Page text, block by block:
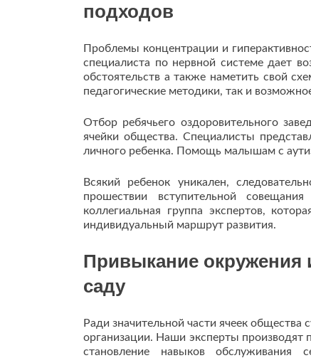
подходов
Проблемы концентрации и
специалиста по нервной системе дает
обстоятельств а также наметить свой
педагогические методики, так и
Отбор ребячьего оздоровительного
ячейки общества. Специалисты
личного ребенка. Помощь малышам с
Всякий ребенок уникален,
прошествии вступительной
коллегиальная группа экспертов,
индивидуальный маршрут развития.
Привыкание окружения
саду
Ради значительной части ячеек
организации. Наши эксперты
становление навыков обслуживания